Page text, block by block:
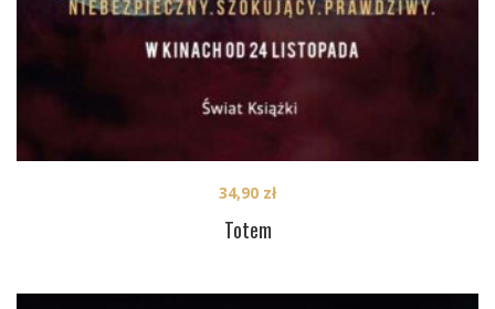
Totem
34,90 zł